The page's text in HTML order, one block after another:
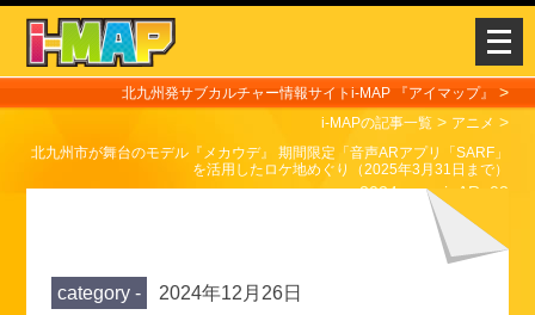
メ
ニ
ュ
ー
を
開
北九州発サブカルチャー情報サイトi-MAP 『アイマップ』 >
i-MAPの記事一覧> アニメ >
北九州市が舞台のモデル『メカウデ』 期間限定「音声ARアプリ「SARF」
を活用したロケ地めぐり（2025年3月31日まで）
>2024_onsei_AR_03
category - 2024年12月26日